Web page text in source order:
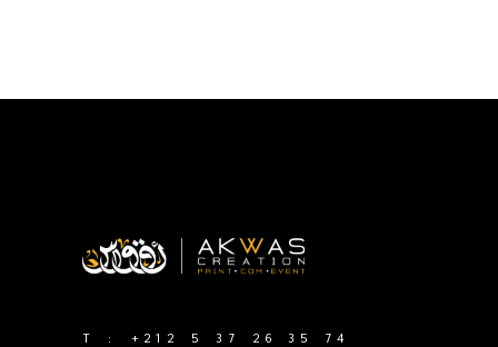
T : +212 5 37 26 35 74